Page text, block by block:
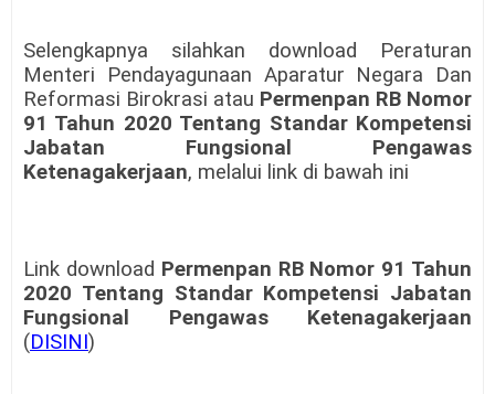
Selengkapnya silahkan download Peraturan
Menteri Pendayagunaan Aparatur Negara Dan
Reformasi Birokrasi atau Permenpan RB Nomor
91 Tahun 2020 Tentang Standar Kompetensi
Jabatan Fungsional Pengawas
Ketenagakerjaan, melalui link di bawah ini
Link download Permenpan RB Nomor 91 Tahun
2020 Tentang Standar Kompetensi Jabatan
Fungsional Pengawas Ketenagakerjaan
(DISINI)